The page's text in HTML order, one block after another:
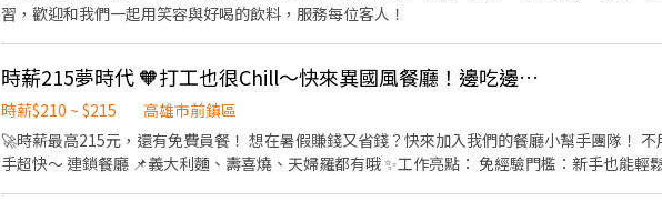
$5,000~$8,800、 住院慰問金$2,000~$5,000、 喪事慰問金$1,100~$3,100。 5.年度免費健檢。
正式員工。 🌟年資累計、底薪依考核調升、符合條件獎勵金1萬8千🌟 8.停車費補助(依各店規範
入我們吧!!💯
習，歡迎和我們一起用笑容與好喝的飲料，服務每位客人！
時薪215夢時代 🧡打工也很Chill～快來異國風餐廳！邊吃邊賺⭐長期限定
時薪$210 ~ $215
高雄市前鎮區
🚀時薪最高215元，還有免費員餐！ 想在暑假賺錢又省錢？快來加入我們的餐廳小幫手團隊！ 不用經驗，完整教育訓練，保證上
手超快～ 連鎖餐廳 📌義大利麵、壽喜燒、天婦羅都有哦 ✨工作亮點： 免經驗門檻：新手也能輕鬆上工 免費供餐：邊工作邊享美